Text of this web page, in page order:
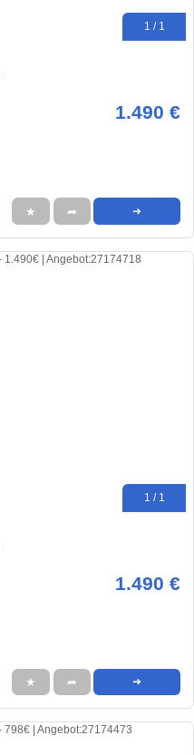
1 / 1
1.490 €
★ ➦ ➜
1 / 1
1.490 €
★ ➦ ➜